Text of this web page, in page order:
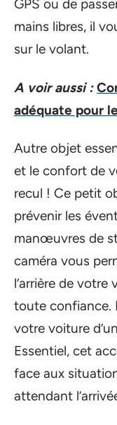
GPS ou de
mains libres, il
sur le volant.
A voir aussi :
adéquate pour
Autre objet
et le confort de
recul ! Ce petit
prévenir les
manœuvres de
caméra vous
l’arrière de
toute confiance.
votre voiture
Essentiel, cet
face aux
attendant